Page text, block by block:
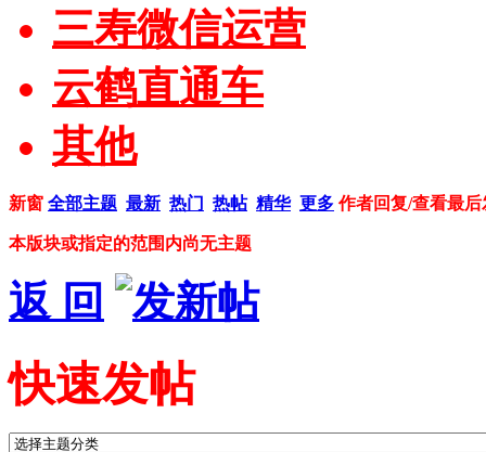
三寿微信运营
云鹤直通车
其他
新窗 全部主题 最新 热门 热帖 精华 更多 作者回复/查看最后
本版块或指定的范围内尚无主题
返 回
快速发帖